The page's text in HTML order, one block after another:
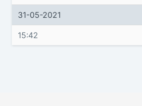
31-05-2021
15:42